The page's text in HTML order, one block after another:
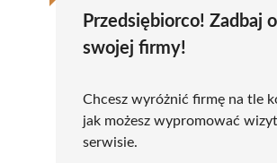
Przedsiębiorco! Zadbaj
swojej firmy!
Chcesz wyróżnić firmę na tle
jak możesz wypromować
serwisie.